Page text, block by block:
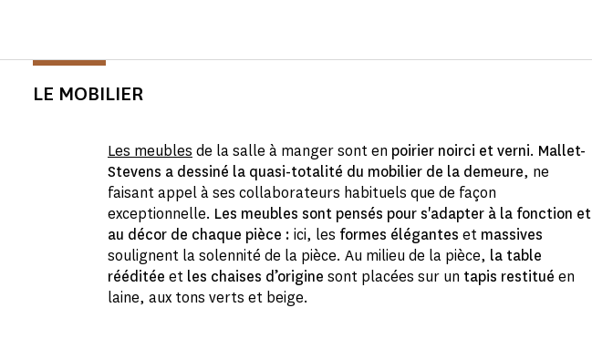
LE MOBILIER
Les meubles de la salle à manger sont en poirier noirci et verni. Mallet-
Stevens a dessiné la quasi-totalité du mobilier de la demeure, ne
faisant appel à ses collaborateurs habituels que de façon
exceptionnelle. Les meubles sont pensés pour s'adapter à la fonction et
au décor de chaque pièce : ici, les formes élégantes et massives
soulignent la solennité de la pièce. Au milieu de la pièce, la table
rééditée et les chaises d’origine sont placées sur un tapis restitué en
laine, aux tons verts et beige.